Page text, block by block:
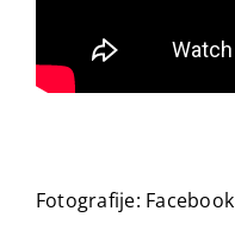
Fotografije: Facebook